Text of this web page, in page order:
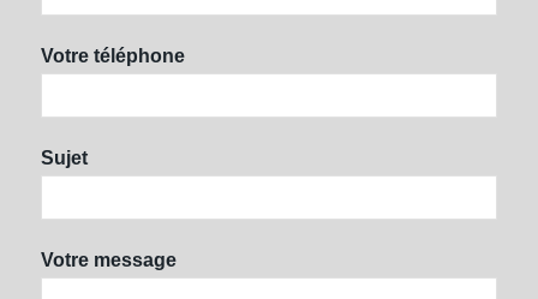
Votre téléphone
Sujet
Votre message